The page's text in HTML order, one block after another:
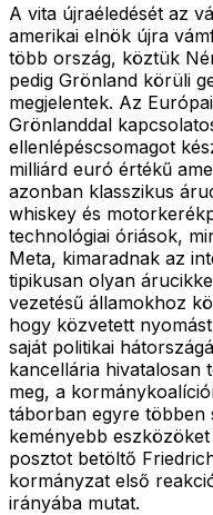
A vita újraéledését az
amerikai elnök újra
több ország, köztük
pedig Grönland körüli
megjelentek. Az
Grönlanddal
ellenlépéscsomagot
milliárd euró értékű
azonban klasszikus
whiskey és
technológiai óriások,
Meta, kimaradnak az
tipikusan olyan
vezetésű államokhoz
hogy közvetett
saját politikai
kancellária hivatalosan
meg, a
táborban egyre többen
keményebb
posztot betöltő
kormányzat első
irányába mutat.